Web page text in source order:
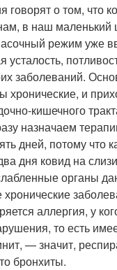
о том, что
в наш маленький
режим уже
усталость,
заболеваний.
хронические, и
кишечного
назначаем
дней, потому что
дня ковид на
органы
аллергия, у
то есть
— значит,
бронхиты.